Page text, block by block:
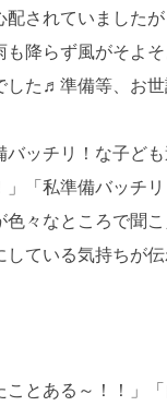
されていましたが
も降らず風がそよ
した♬準備等、お世
ッチリ！な子ども
」「私準備バッチリ
色々なところで聞
している気持ちが
ことある～！！」